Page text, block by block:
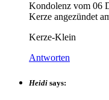
Kondolenz vom 06
Kerze angezündet
Kerze-Klein
Antworten
Heidi says: